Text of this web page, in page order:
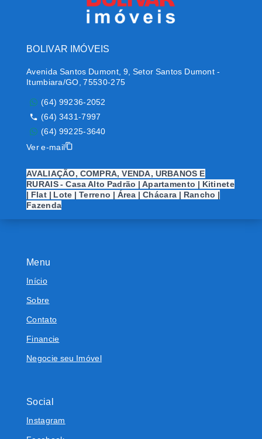
Menu
Início
Sobre
Contato
Financie
Negocie seu Imóvel
Social
Instagram
BOLIVAR IMÓVEIS
Avenida Santos Dumont, 9, Setor Santos Dumont -
Itumbiara/GO, 75530-275
(64) 99236-2052
(64) 3431-7997
(64) 99225-3640
Ver e-mail
AVALIAÇÃO, COMPRA, VENDA, URBANOS E
RURAIS - Casa Alto Padrão | Apartamento | Kitinete
| Flat | Lote | Terreno | Área | Chácara | Rancho |
Fazenda